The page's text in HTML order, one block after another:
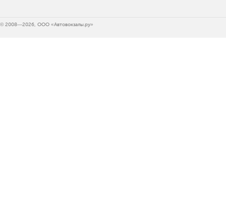
© 2008—2026, ООО «Автовокзалы.ру»